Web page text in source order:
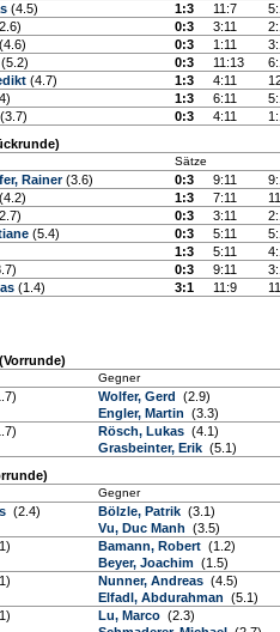
(4.5) 1:3 11:7
0:3 3:11
(4.6) 0:3 1:11
(5.2) 0:3 11:13
(4.7) 1:3 4:11
1:3 6:11
(3.7) 0:3 4:11
Sätze
Rainer(3.6) 0:3 9:11
(4.2) 1:3 7:11
0:3 3:11
(5.4) 0:3 5:11
1:3 5:11
0:3 9:11
(1.4) 3:1 11:9
Gegner
Wolfer, Gerd (2.9)
Engler, Martin (3.3)
Rösch, Lukas (4.1)
Grasbeinter, Erik (5.1)
Gegner
(2.4) Bölzle, Patrik (3.1)
Vu, Duc Manh (3.5)
Bamann, Robert (1.2)
Beyer, Joachim (1.5)
Nunner, Andreas (4.5)
Elfadl, Abdurahman (5.1)
Lu, Marco (2.3)